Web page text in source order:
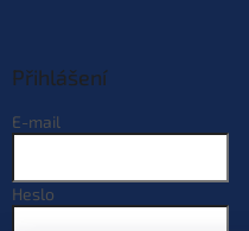
Přihlášení
E-mail
Heslo